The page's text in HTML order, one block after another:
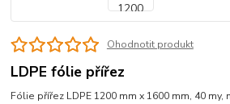
Ohodnotit produkt
LDPE fólie přířez
Fólie přířez LDPE 1200 mm x 1600 mm, 40